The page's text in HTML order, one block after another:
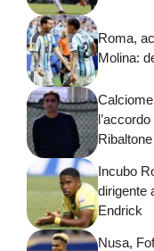
Roma,
Molina:
Incubo
dirigente
Endrick
Nusa,